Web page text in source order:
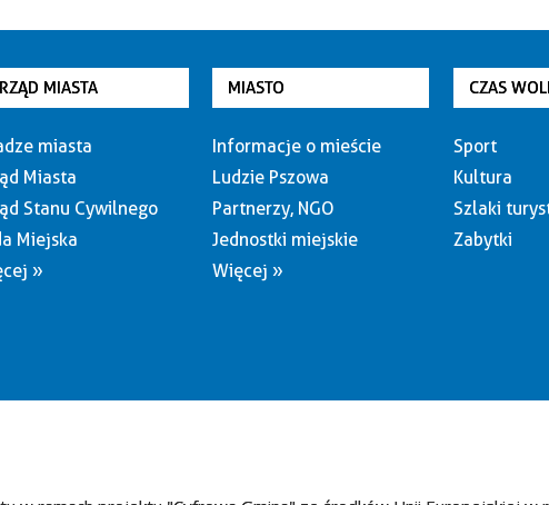
MIASTA
miasta
Miasta
Stanu Cywilnego
Miejska
»
MIASTO
Informacje o mieście
Ludzie Pszowa
Partnerzy, NGO
Jednostki miejskie
Więcej »
CZAS
Sport
Kultura
Szlaki
Zabytki